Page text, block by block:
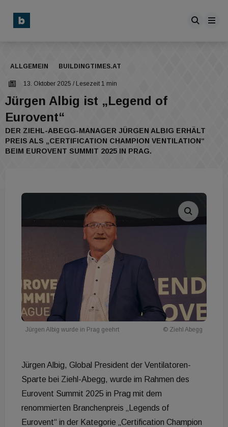
ALLGEMEIN BUILDINGTIMES.AT
13. Oktober 2025 / Lesezeit 1 min
Jürgen Albig ist „Legend of
Eurovent“
DER ZIEHL-ABEGG-MANAGER JÜRGEN ALBIG ERHÄLT
PREIS ALS „CERTIFICATION CHAMPION VENTILATION“
BEIM EUROVENT SUMMIT 2025 IN PRAG.
Jürgen Albig wurde in Prag geehrt © Ziehl Abegg
Jürgen Albig, Global President der Ventilatoren-
Sparte bei Ziehl-Abegg, wurde im Rahmen des
Eurovent Summit 2025 in Prag mit dem
renommierten Branchenpreis „Legends of
Eurovent“ in der Kategorie „Certification Champion